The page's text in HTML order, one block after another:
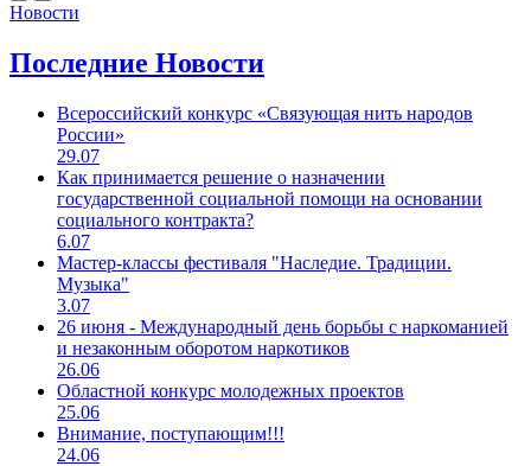
Новости
Последние Новости
Всероссийский конкурс «Связующая нить народов
России»
29.07
Как принимается решение о назначении
государственной социальной помощи на основании
социального контракта?
6.07
Мастер-классы фестиваля "Наследие. Традиции.
Музыка"
3.07
26 июня - Международный день борьбы с наркоманией
и незаконным оборотом наркотиков
26.06
Областной конкурс молодежных проектов
25.06
Внимание, поступающим!!!
24.06